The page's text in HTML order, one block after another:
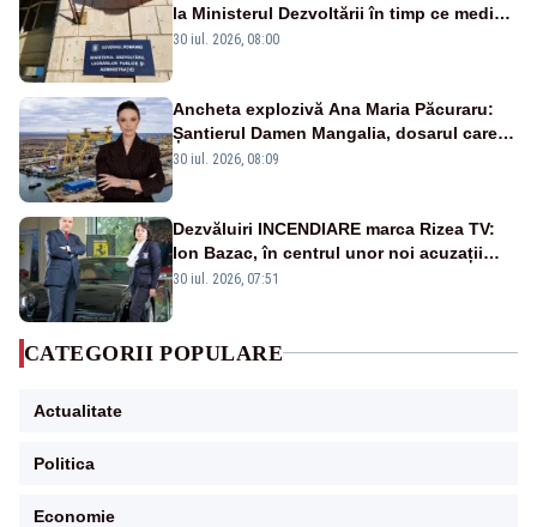
la Ministerul Dezvoltării în timp ce medicii
ies în stradă
30 iul. 2026, 08:00
Ancheta explozivă Ana Maria Păcuraru:
Șantierul Damen Mangalia, dosarul care
scufundă apărarea României
30 iul. 2026, 08:09
Dezvăluiri INCENDIARE marca Rizea TV:
Ion Bazac, în centrul unor noi acuzații
publice
30 iul. 2026, 07:51
CATEGORII POPULARE
Actualitate
Politica
Economie